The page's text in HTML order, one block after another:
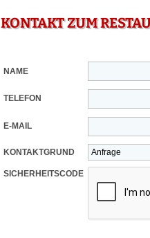
KONTAKT ZUM
NAME
TELEFON
E-MAIL
KONTAKTGRUND
SICHERHEITSCODE